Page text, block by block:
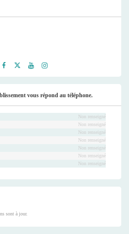
ook
er
be
ram
vous répond au téléphone.
Non renseigné
Non renseigné
Non renseigné
Non renseigné
Non renseigné
Non renseigné
Non renseigné
sont à jour.